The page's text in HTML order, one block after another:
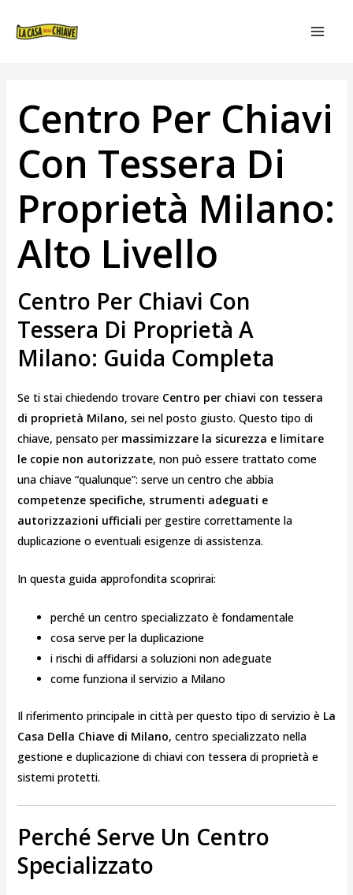
Centro Per Chiavi
Con Tessera Di
Proprietà Milano:
Alto Livello
Centro Per Chiavi Con
Tessera Di Proprietà A
Milano: Guida Completa
Se ti stai chiedendo trovare Centro per chiavi con tessera
di proprietà Milano, sei nel posto giusto. Questo tipo di
chiave, pensato per massimizzare la sicurezza e limitare
le copie non autorizzate, non può essere trattato come
una chiave “qualunque”: serve un centro che abbia
competenze specifiche, strumenti adeguati e
autorizzazioni ufficiali per gestire correttamente la
duplicazione o eventuali esigenze di assistenza.
In questa guida approfondita scoprirai:
perché un centro specializzato è fondamentale
cosa serve per la duplicazione
i rischi di affidarsi a soluzioni non adeguate
come funziona il servizio a Milano
Il riferimento principale in città per questo tipo di servizio è La
Casa Della Chiave di Milano, centro specializzato nella
gestione e duplicazione di chiavi con tessera di proprietà e
sistemi protetti.
Perché Serve Un Centro
Specializzato
ARTICOLI